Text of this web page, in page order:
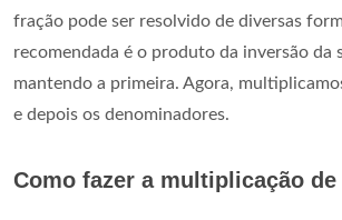
fração pode ser resolvido de diversas
recomendada é o produto da inversão da
mantendo a primeira. Agora,
e depois os denominadores.
Como fazer a multiplicação